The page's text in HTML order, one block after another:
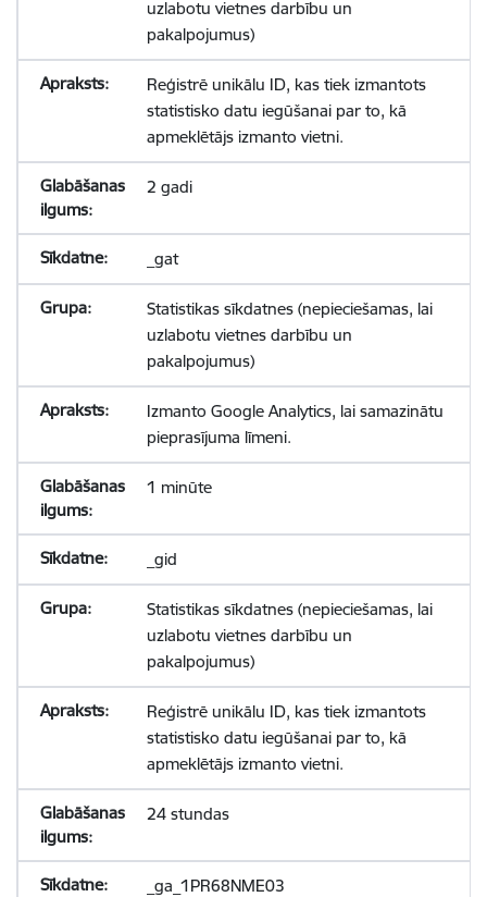
uzlabotu vietnes darbību un
pakalpojumus)
Reģistrē unikālu ID, kas tiek izmantots
statistisko datu iegūšanai par to, kā
apmeklētājs izmanto vietni.
2 gadi
_gat
Statistikas sīkdatnes (nepieciešamas, lai
uzlabotu vietnes darbību un
pakalpojumus)
Izmanto Google Analytics, lai samazinātu
pieprasījuma līmeni.
1 minūte
_gid
Statistikas sīkdatnes (nepieciešamas, lai
uzlabotu vietnes darbību un
pakalpojumus)
Reģistrē unikālu ID, kas tiek izmantots
statistisko datu iegūšanai par to, kā
apmeklētājs izmanto vietni.
24 stundas
_ga_1PR68NME03